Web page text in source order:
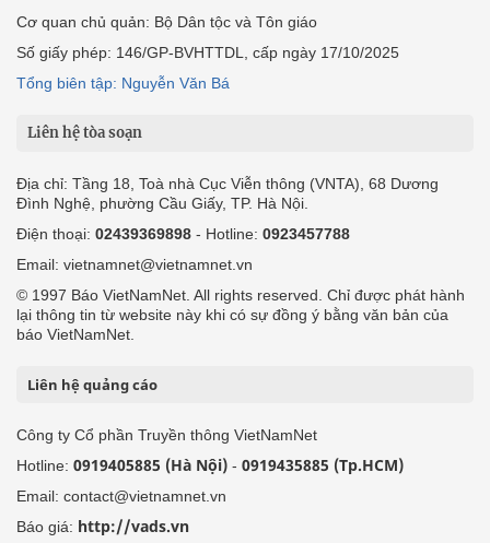
Cơ quan chủ quản: Bộ Dân tộc và Tôn giáo
Số giấy phép: 146/GP-BVHTTDL, cấp ngày 17/10/2025
Tổng biên tập: Nguyễn Văn Bá
Liên hệ tòa soạn
Địa chỉ: Tầng 18, Toà nhà Cục Viễn thông (VNTA), 68 Dương
Đình Nghệ, phường Cầu Giấy, TP. Hà Nội.
Điện thoại: 02439369898 - Hotline: 0923457788
Email: vietnamnet@vietnamnet.vn
© 1997 Báo VietNamNet. All rights reserved. Chỉ được phát hành
lại thông tin từ website này khi có sự đồng ý bằng văn bản của
báo VietNamNet.
Liên hệ quảng cáo
Công ty Cổ phần Truyền thông VietNamNet
Hotline: 0919405885 (Hà Nội) - 0919435885 (Tp.HCM)
Email: contact@vietnamnet.vn
Báo giá: http://vads.vn